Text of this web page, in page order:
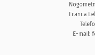
Franca
E-mail: